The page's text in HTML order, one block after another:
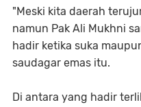
"Meski kita daerah
namun Pak Ali Mukhni
hadir ketika suka
saudagar emas itu.
Di antara yang hadir